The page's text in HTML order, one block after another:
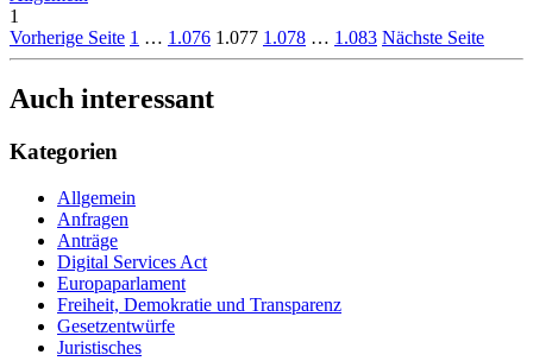
1
Vorherige Seite 1 … 1.076 1.077 1.078 … 1.083 Nächste Seite
Auch interessant
Kategorien
Allgemein
Anfragen
Anträge
Digital Services Act
Europaparlament
Freiheit, Demokratie und Transparenz
Gesetzentwürfe
Juristisches